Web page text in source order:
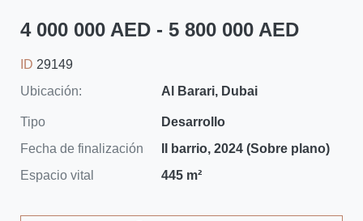
4 000 000 AED - 5 800 000 AED
ID 29149
Ubicación:
Al Barari, Dubai
Tipo
Desarrollo
Fecha de finalización
II barrio, 2024 (Sobre plano)
Espacio vital
445 m²